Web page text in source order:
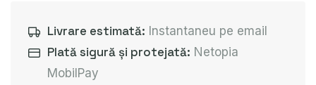
Livrare estimată: Instantaneu pe email
Plată sigură și protejată: Netopia
MobilPay